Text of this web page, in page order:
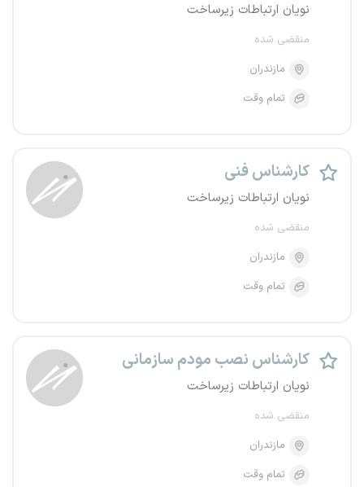
نویان ارتباطات زیرساخت
منقضی شده
مازندران
تمام وقت
کارشناس فنی
نویان ارتباطات زیرساخت
منقضی شده
مازندران
تمام وقت
کارشناس نصب مودم سازمانی
نویان ارتباطات زیرساخت
منقضی شده
مازندران
تمام وقت